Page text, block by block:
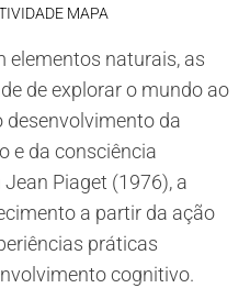
MAPA
elementos naturais, as
de explorar o mundo ao
desenvolvimento da
e da consciência
Piaget (1976), a
a partir da ação
práticas
cognitivo.